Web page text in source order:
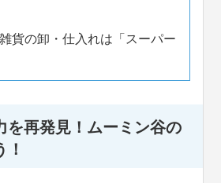
貨の卸・仕入れは「スーパー
を再発見！ムーミン谷の